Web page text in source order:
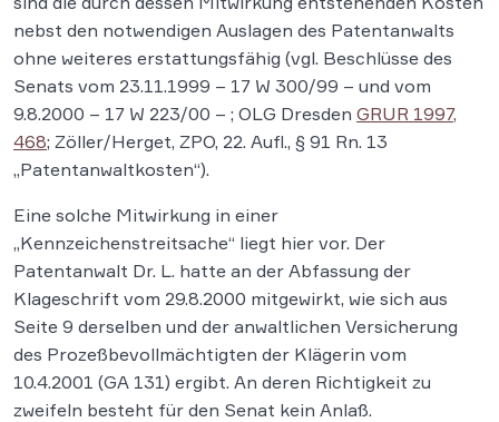
nebst den notwendigen Auslagen des Patentanwalts
ohne weiteres erstattungsfähig (vgl. Beschlüsse des
Senats vom 23.11.1999 – 17 W 300/99 – und vom
9.8.2000 – 17 W 223/00 – ; OLG Dresden GRUR 1997,
468; Zöller/Herget, ZPO, 22. Aufl., § 91 Rn. 13
„Patentanwaltkosten“).
Eine solche Mitwirkung in einer
„Kennzeichenstreitsache“ liegt hier vor. Der
Patentanwalt Dr. L. hatte an der Abfassung der
Klageschrift vom 29.8.2000 mitgewirkt, wie sich aus
Seite 9 derselben und der anwaltlichen Versicherung
des Prozeßbevollmächtigten der Klägerin vom
10.4.2001 (GA 131) ergibt. An deren Richtigkeit zu
zweifeln besteht für den Senat kein Anlaß.